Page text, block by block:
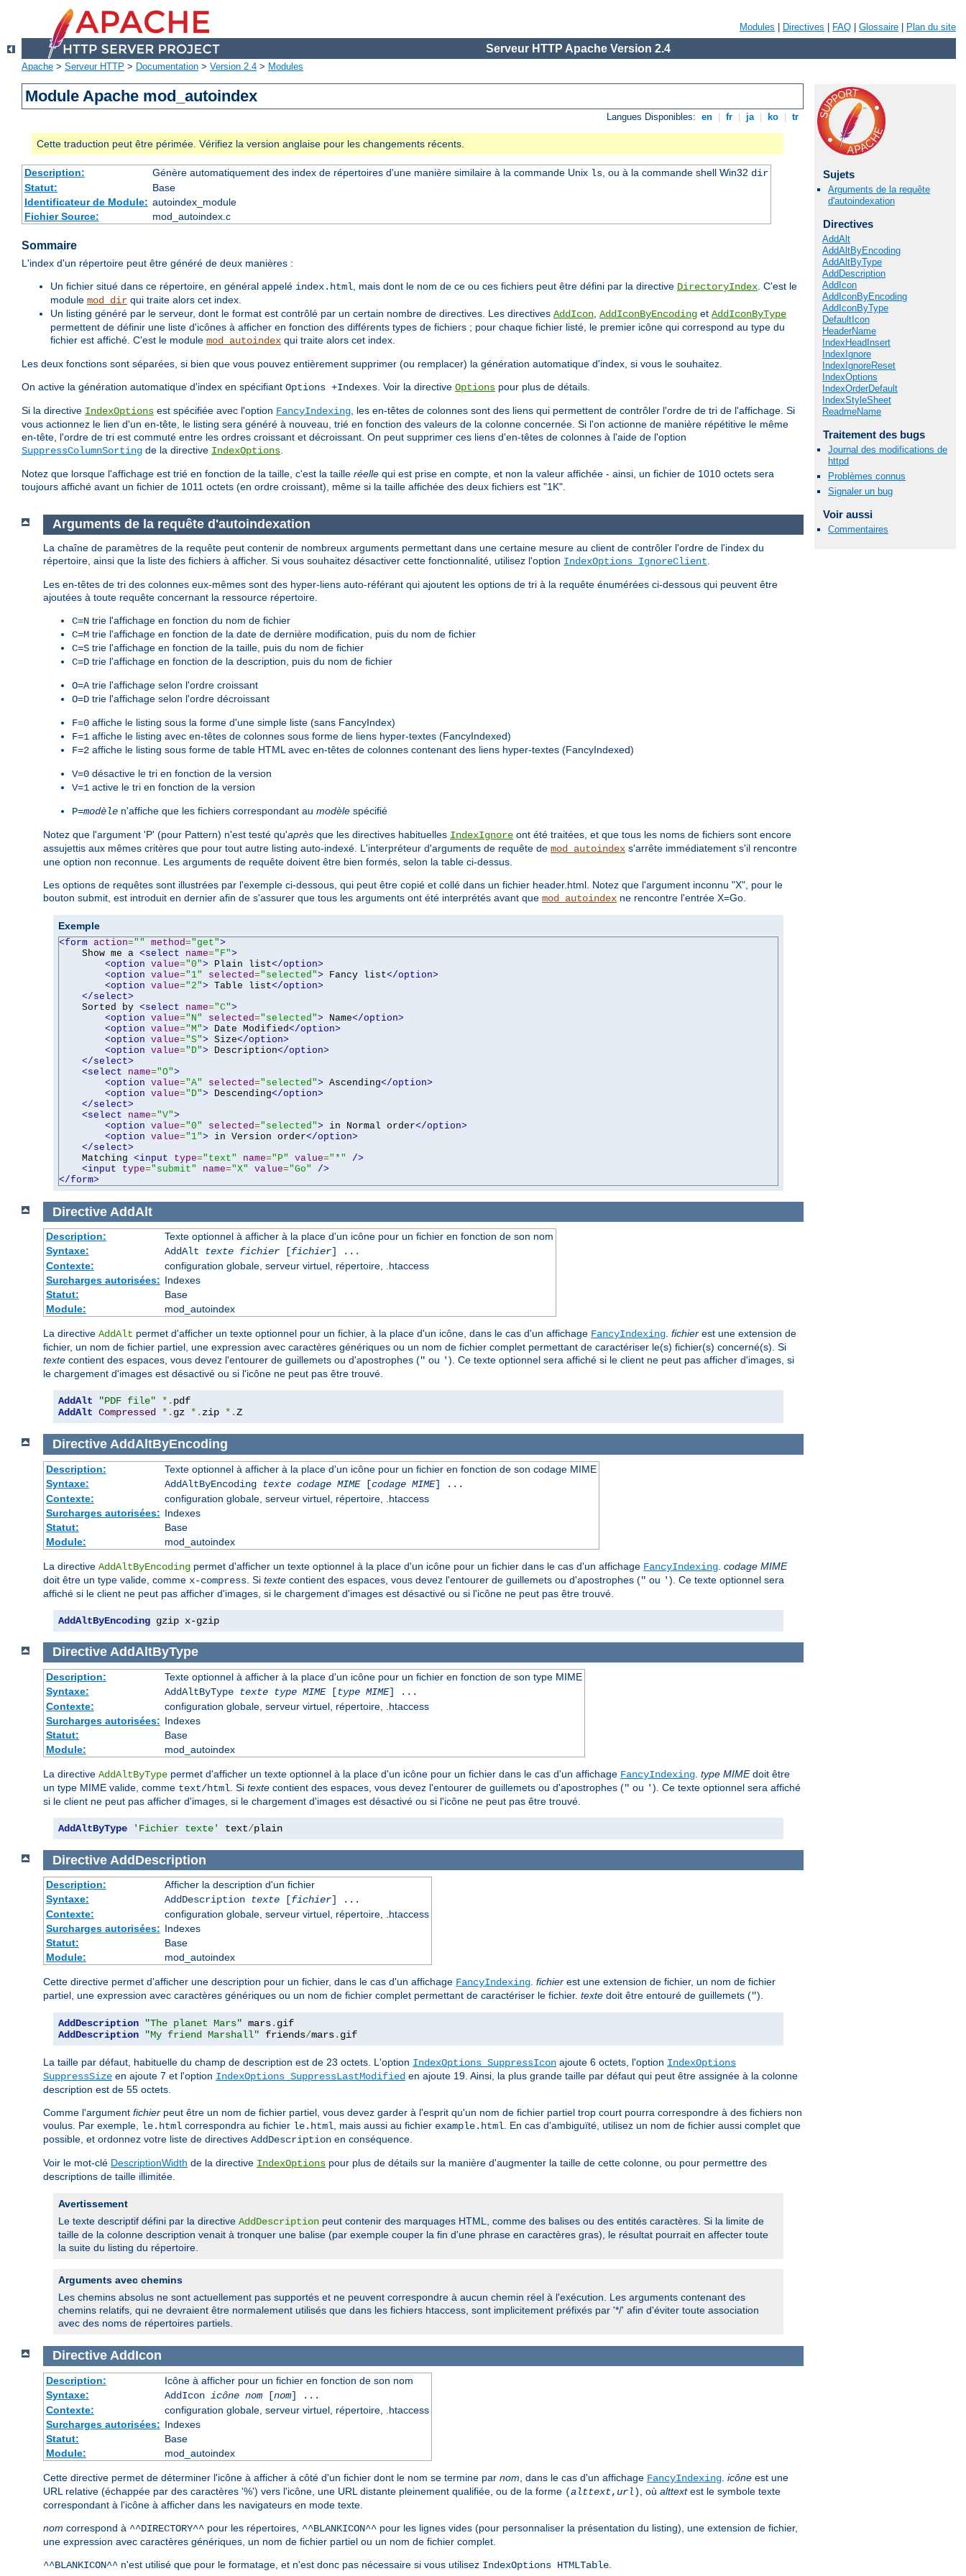
Modules Directives FAQ Glossaire Plan du site
Serveur HTTP Apache Version 2.4
Apache > Serveur HTTP > Documentation > Version 2.4 > Modules
Module Apache mod_autoindex
Langues Disponibles: en fr ja ko tr
Cette traduction peut être périmée. Vérifiez la version anglaise pour les changements récents.
Description: Génère automatiquement des index de répertoires d'une manière similaire à la commande Unix ls, ou à la commande shell Win32 dir
Statut:
Base
Identificateur de Module: autoindex_module
Fichier Source:
mod_autoindex.c
Sommaire
L'index d'un répertoire peut être généré de deux manières :
Un fichier situé dans ce répertoire, en général appelé index.html, mais dont le nom de ce ou ces fichiers peut être défini par la directive DirectoryIndex. C'est le
module mod_dir qui traite alors cet index.
Un listing généré par le serveur, dont le format est contrôlé par un certain nombre de directives. Les directives AddIcon, AddIconByEncoding et AddIconByType
permettent de définir une liste d'icônes à afficher en fonction des différents types de fichiers ; pour chaque fichier listé, le premier icône qui correspond au type du
fichier est affiché. C'est le module mod_autoindex qui traite alors cet index.
Les deux fonctions sont séparées, si bien que vous pouvez entièrement supprimer (ou remplacer) la génération automatique d'index, si vous le souhaitez.
On active la génération automatique d'index en spécifiant Options +Indexes. Voir la directive Options pour plus de détails.
Si la directive IndexOptions est spécifiée avec l'option FancyIndexing, les en-têtes de colonnes sont des liens qui permettent de contrôler l'ordre de tri de l'affichage. Si
vous actionnez le lien d'un en-tête, le listing sera généré à nouveau, trié en fonction des valeurs de la colonne concernée. Si l'on actionne de manière répétitive le même
en-tête, l'ordre de tri est commuté entre les ordres croissant et décroissant. On peut supprimer ces liens d'en-têtes de colonnes à l'aide de l'option
SuppressColumnSorting de la directive IndexOptions.
Notez que lorsque l'affichage est trié en fonction de la taille, c'est la taille réelle qui est prise en compte, et non la valeur affichée - ainsi, un fichier de 1010 octets sera
toujours affiché avant un fichier de 1011 octets (en ordre croissant), même si la taille affichée des deux fichiers est "1K".
Sujets
Arguments de la requête
d'autoindexation
Directives
AddAlt
AddAltByEncoding
AddAltByType
AddDescription
AddIcon
AddIconByEncoding
AddIconByType
DefaultIcon
HeaderName
IndexHeadInsert
IndexIgnore
IndexIgnoreReset
IndexOptions
IndexOrderDefault
IndexStyleSheet
ReadmeName
Traitement des bugs
Journal des modifications de
httpd
Problèmes connus
Signaler un bug
Voir aussi
Commentaires
Arguments de la requête d'autoindexation
La chaîne de paramètres de la requête peut contenir de nombreux arguments permettant dans une certaine mesure au client de contrôler l'ordre de l'index du
répertoire, ainsi que la liste des fichiers à afficher. Si vous souhaitez désactiver cette fonctionnalité, utilisez l'option IndexOptions IgnoreClient
Les en-têtes de tri des colonnes eux-mêmes sont des hyper-liens auto-référant qui ajoutent les options de tri à la requête énumérées ci-dessous qui peuvent être
ajoutées à toute requête concernant la ressource répertoire.
C=N trie l'affichage en fonction du nom de fichier
C=M trie l'affichage en fonction de la date de dernière modification, puis du nom de fichier
C=S trie l'affichage en fonction de la taille, puis du nom de fichier
C=D trie l'affichage en fonction de la description, puis du nom de fichier
O=A trie l'affichage selon l'ordre croissant
O=D trie l'affichage selon l'ordre décroissant
F=0 affiche le listing sous la forme d'une simple liste (sans FancyIndex)
F=1 affiche le listing avec en-têtes de colonnes sous forme de liens hyper-textes (FancyIndexed)
F=2 affiche le listing sous forme de table HTML avec en-têtes de colonnes contenant des liens hyper-textes (FancyIndexed)
V=0 désactive le tri en fonction de la version
V=1 active le tri en fonction de la version
P=modèle n'affiche que les fichiers correspondant au modèle spécifié
Notez que l'argument 'P' (pour Pattern) n'est testé qu'après que les directives habituelles IndexIgnore ont été traitées, et que tous les noms de fichiers sont encore
assujettis aux mêmes critères que pour tout autre listing auto-indexé. L'interpréteur d'arguments de requête de mod_autoindex s'arrête immédiatement s'il rencontre
une option non reconnue. Les arguments de requête doivent être bien formés, selon la table ci-dessus.
Les options de requêtes sont illustrées par l'exemple ci-dessous, qui peut être copié et collé dans un fichier header.html. Notez que l'argument inconnu "X", pour le
bouton submit, est introduit en dernier afin de s'assurer que tous les arguments ont été interprétés avant que mod_autoindex ne rencontre l'entrée X=Go.
Exemple
<form action="" method="get">
    Show me a
<select name="F">
<option value="0"> Plain list</option>
<option value="1" selected="selected"> Fancy list</option>
<option value="2"> Table list</option>
</select>
    Sorted by
<select name="C">
<option value="N" selected="selected"> Name</option>
<option value="M"> Date Modified</option>
<option value="S"> Size</option>
<option value="D"> Description</option>
</select>
<select
name="O">
<option value="A" selected="selected"> Ascending</option>
<option value="D"> Descending</option>
</select>
<select
name="V">
<option value="0" selected="selected"> in Normal order</option>
<option value="1"> in Version order</option>
</select>
    Matching
<input type="text" name="P" value="*"
/>
<input
type="submit" name="X" value="Go"
/>
</form>
Directive AddAlt
Description:
Texte optionnel à afficher à la place d'un icône pour un fichier en fonction de son nom
Syntaxe:
AddAlt texte fichier[fichier] ...
Contexte:
configuration globale, serveur virtuel, répertoire, .htaccess
Surcharges autorisées: Indexes
Statut:
Base
Module:
mod_autoindex
La directive AddAlt permet d'afficher un texte optionnel pour un fichier, à la place d'un icône, dans le cas d'un affichage FancyIndexing. fichier est une extension de
fichier, un nom de fichier partiel, une expression avec caractères génériques ou un nom de fichier complet permettant de caractériser le(s) fichier(s) concerné(s). Si
texte contient des espaces, vous devez l'entourer de guillemets ou d'apostrophes (" ou '). Ce texte optionnel sera affiché si le client ne peut pas afficher d'images, si
le chargement d'images est désactivé ou si l'icône ne peut pas être trouvé.
AddAlt "PDF file" *.
AddAlt Compressed *. gz *. zip *.Z
Directive AddAltByEncoding
Description:
Texte optionnel à afficher à la place d'un icône pour un fichier en fonction de son codage MIME
Syntaxe:
AddAltByEncoding texte codage MIME[codage MIME] ...
Contexte:
configuration globale, serveur virtuel, répertoire, .htaccess
Surcharges autorisées: Indexes
Statut:
Base
Module:
mod_autoindex
La directive AddAltByEncoding permet d'afficher un texte optionnel à la place d'un icône pour un fichier dans le cas d'un affichage FancyIndexing codage MIME
doit être un type valide, comme x-compress . Si texte contient des espaces, vous devez l'entourer de guillemets ou d'apostrophes (" ou '). Ce texte optionnel sera
affiché si le client ne peut pas afficher d'images, si le chargement d'images est désactivé ou si l'icône ne peut pas être trouvé.
AddAltByEncoding gzip x-gzip
Directive AddAltByType
Description:
Texte optionnel à afficher à la place d'un icône pour un fichier en fonction de son type MIME
Syntaxe:
AddAltByType texte type MIME[type MIME] ...
Contexte:
configuration globale, serveur virtuel, répertoire, .htaccess
Surcharges autorisées: Indexes
Statut:
Base
Module:
mod_autoindex
La directive AddAltByType permet d'afficher un texte optionnel à la place d'un icône pour un fichier dans le cas d'un affichage FancyIndexing type MIMEdoit être
un type MIME valide, comme text/html . Si texte contient des espaces, vous devez l'entourer de guillemets ou d'apostrophes (" ou '). Ce texte optionnel sera affiché
si le client ne peut pas afficher d'images, si le chargement d'images est désactivé ou si l'icône ne peut pas être trouvé.
AddAltByType 'Fichier texte' text/plain
Directive AddDescription
Description:
Afficher la description d'un fichier
Syntaxe:
AddDescription texte[fichier] ...
Contexte:
configuration globale, serveur virtuel, répertoire, .htaccess
Surcharges autorisées: Indexes
Statut:
Base
Module:
mod_autoindex
Cette directive permet d'afficher une description pour un fichier, dans le cas d'un affichage FancyIndexing. fichier est une extension de fichier, un nom de fichier
partiel, une expression avec caractères génériques ou un nom de fichier complet permettant de caractériser le fichier. texte doit être entouré de guillemets (").
AddDescription "The planet Mars" mars.
AddDescription
"My friend Marshall" friends/mars. gif
La taille par défaut, habituelle du champ de description est de 23 octets. L'option IndexOptions SuppressIcon ajoute 6 octets, l'option IndexOptions
SuppressSize en ajoute 7 et l'option IndexOptions SuppressLastModified en ajoute 19. Ainsi, la plus grande taille par défaut qui peut être assignée à la colonne
description est de 55 octets.
Comme l'argument fichier peut être un nom de fichier partiel, vous devez garder à l'esprit qu'un nom de fichier partiel trop court pourra correspondre à des fichiers non
voulus. Par exemple, le.html correspondra au fichier le.html, mais aussi au fichier example.html. En cas d'ambiguïté, utilisez un nom de fichier aussi complet que
possible, et ordonnez votre liste de directives AddDescription en conséquence.
Voir le mot-clé DescriptionWidth de la directive IndexOptions pour plus de détails sur la manière d'augmenter la taille de cette colonne, ou pour permettre des
descriptions de taille illimitée.
Avertissement
Le texte descriptif défini par la directive AddDescription peut contenir des marquages HTML, comme des balises ou des entités caractères. Si la limite de
taille de la colonne description venait à tronquer une balise (par exemple couper la fin d'une phrase en caractères gras), le résultat pourrait en affecter toute
la suite du listing du répertoire.
Arguments avec chemins
Les chemins absolus ne sont actuellement pas supportés et ne peuvent correspondre à aucun chemin réel à l'exécution. Les arguments contenant des
chemins relatifs, qui ne devraient être normalement utilisés que dans les fichiers htaccess, sont implicitement préfixés par '*/' afin d'éviter toute association
avec des noms de répertoires partiels.
Directive AddIcon
Description:
Icône à afficher pour un fichier en fonction de son nom
Syntaxe:
AddIcon icône nom[nom] ...
Contexte:
configuration globale, serveur virtuel, répertoire, .htaccess
Surcharges autorisées: Indexes
Statut:
Base
Module:
mod_autoindex
Cette directive permet de déterminer l'icône à afficher à côté d'un fichier dont le nom se termine par nom , dans le cas d'un affichage FancyIndexing icône est une
URL relative (échappée par des caractères '%') vers l'icône, une URL distante pleinement qualifiée, ou de la forme (alttext, url) , où alttextest le symbole texte
correspondant à l'icône à afficher dans les navigateurs en mode texte.
nom correspond à ^^DIRECTORY^^ pour les répertoires, ^^BLANKICON^^ pour les lignes vides (pour personnaliser la présentation du listing), une extension de fichier,
une expression avec caractères génériques, un nom de fichier partiel ou un nom de fichier complet.
^^BLANKICON^^ n'est utilisé que pour le formatage, et n'est donc pas nécessaire si vous utilisez IndexOptions HTMLTable